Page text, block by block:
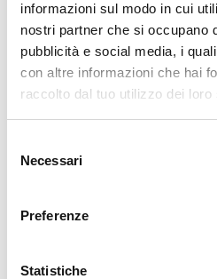
informazioni sul modo in cui
nostri partner che si occupano
pubblicità e social media, i
con altre informazioni che hai
raccolto dal tuo utilizzo dei loro
delNecessari
Preferenze
Statistiche
15WORKOUT SCARICA ORA